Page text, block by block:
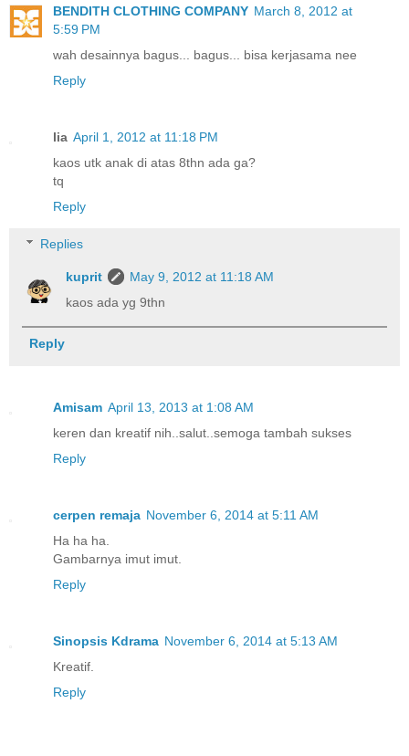
BENDITH CLOTHING COMPANY March 8, 2012 at
5:59 PM
wah desainnya bagus... bagus... bisa kerjasama nee
Reply
lia April 1, 2012 at 11:18 PM
kaos utk anak di atas 8thn ada ga?
tq
Reply
Replies
kuprit
May 9, 2012 at 11:18 AM
kaos ada yg 9thn
Reply
Amisam April 13, 2013 at 1:08 AM
keren dan kreatif nih..salut..semoga tambah sukses
Reply
cerpen remaja November 6, 2014 at 5:11 AM
Ha ha ha.
Gambarnya imut imut.
Reply
Sinopsis Kdrama November 6, 2014 at 5:13 AM
Kreatif.
Reply